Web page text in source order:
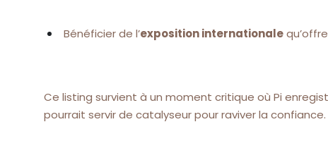
Bénéficier de l’exposition internationale
Ce listing survient à un moment critique où Pi
pourrait servir de catalyseur pour raviver la confiance.